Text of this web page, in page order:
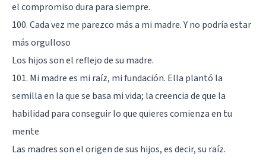
el compromiso dura para siempre.
100. Cada vez me parezco más a mi madre. Y no podría estar
más orgulloso
Los hijos son el reflejo de su madre.
101. Mi madre es mi raíz, mi fundación. Ella plantó la
semilla en la que se basa mi vida; la creencia de que la
habilidad para conseguir lo que quieres comienza en tu
mente
Las madres son el origen de sus hijos, es decir, su raíz.